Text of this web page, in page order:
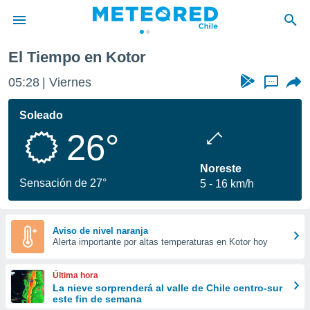
de
por
que se
calidad.
a este
las
y
forma
digital
basada
El Tiempo en Kotor
05:28 Viernes ...
Soleado
26°
Sensación de 27°
Noreste
5
16 km/h
Aviso de nivel naranja
Alerta importante por altas temperaturas en Kotor hoy
Última hora
La nieve sorprenderá al valle de Chile centro-sur
este fin de semana